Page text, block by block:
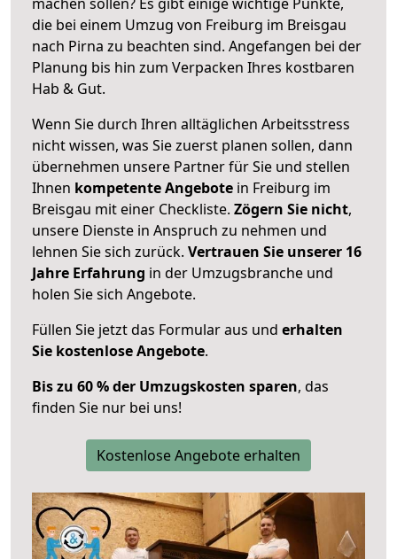
die bei einem Umzug von Freiburg im Breisgau
nach Pirna zu beachten sind. Angefangen bei der
Planung bis hin zum Verpacken Ihres kostbaren
Hab & Gut.
Wenn Sie durch Ihren alltäglichen Arbeitsstress
nicht wissen, was Sie zuerst planen sollen, dann
übernehmen unsere Partner für Sie und stellen
Ihnen kompetente Angebote in Freiburg im
Breisgau mit einer Checkliste. Zögern Sie nicht,
unsere Dienste in Anspruch zu nehmen und
lehnen Sie sich zurück. Vertrauen Sie unserer 16
Jahre Erfahrung in der Umzugsbranche und
holen Sie sich Angebote.
Füllen Sie jetzt das Formular aus und erhalten
Sie kostenlose Angebote.
Bis zu 60 % der Umzugskosten sparen, das
finden Sie nur bei uns!
Kostenlose Angebote erhalten